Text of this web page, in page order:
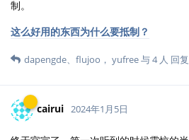
制。
这么好用的东西为什么要抵制？
dapengde flujoo ， yufree与4人 回
cairui 2024年1月5日